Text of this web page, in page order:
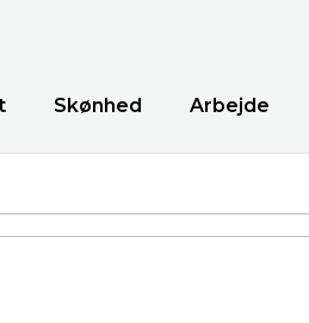
Skønhed Arbejde